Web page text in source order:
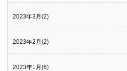
2023年3月(2)
2023年2月(2)
2023年1月(6)